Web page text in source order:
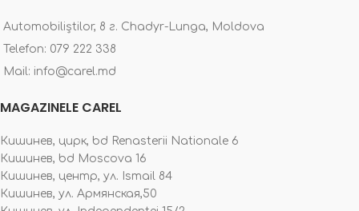
Automobiliștilor, 8 г. Chadyr-Lunga, Moldova
Telefon: 079 222 338
Mail: info@carel.md
MAGAZINELE CAREL
Кишинев, цирк, bd Renasterii Nationale 6
Кишинев, bd Moscova 16
Кишинев, центр, ул. Ismail 84
Кишинев, ул. Армянская,50